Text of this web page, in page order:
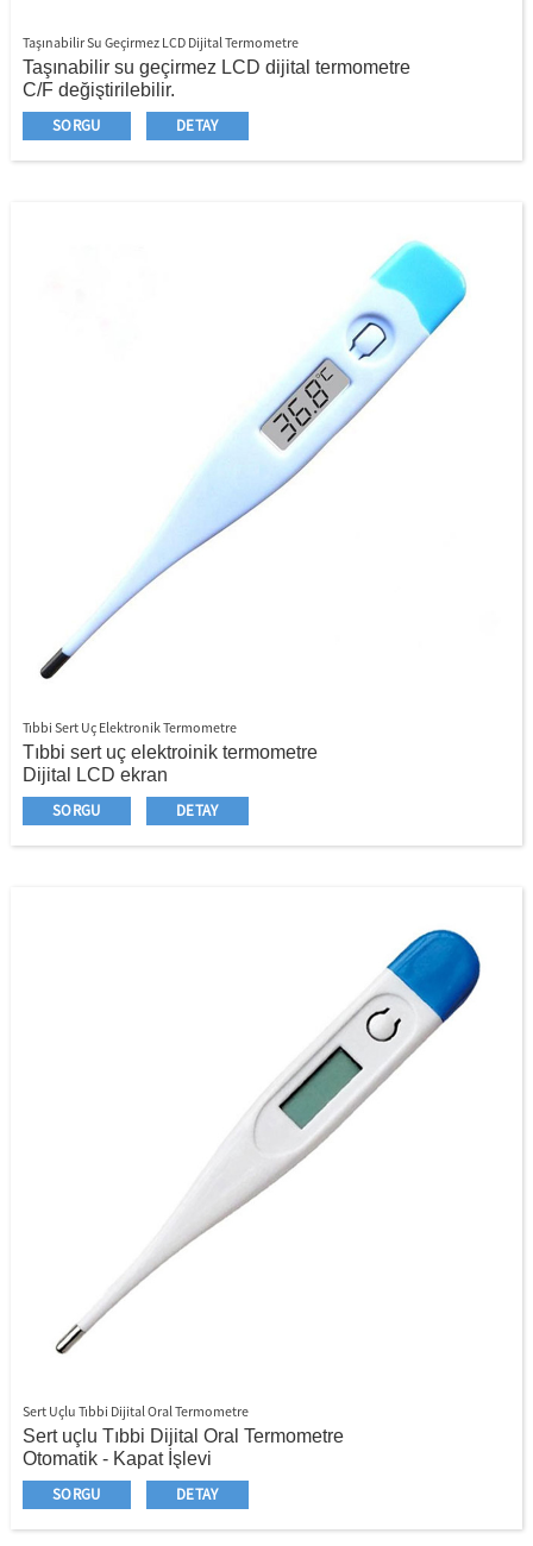
Taşınabilir Su Geçirmez LCD Dijital Termometre
Taşınabilir su geçirmez LCD dijital termometre
C/F değiştirilebilir.
LCD ekranı
Son Bellek İşlevi
Ateş alarmı
SORGU DETAY
Tıbbi Sert Uç Elektronik Termometre
Tıbbi sert uç elektroinik termometre
Dijital LCD ekran
℃/℉ Değiştirilebilir
Güvenli, hızlı ve doğru
Yüksek kaliteli, rekabetçi fiyat
SORGU DETAY
Sert Uçlu Tıbbi Dijital Oral Termometre
Sert uçlu Tıbbi Dijital Oral Termometre
Otomatik - Kapat İşlevi
Su geçirmez isteğe bağlıdır
Hızlı, güvenli ve güvenilir sonuç
İstikrarlı kalite, iyi fiyat
SORGU DETAY